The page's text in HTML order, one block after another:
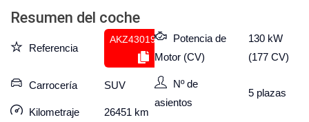
Resumen del coche
Referencia
AKZ430191540
Carrocería SUV
Kilometraje 26451 km
Potencia de
Motor (CV)
130 kW
(177 CV)
Nº de
asientos
5 plazas